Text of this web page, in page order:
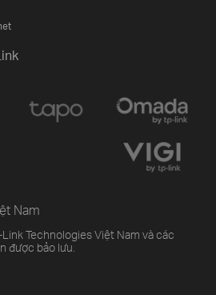
Technologies Việt Nam và các
được bảo lưu.
Nam